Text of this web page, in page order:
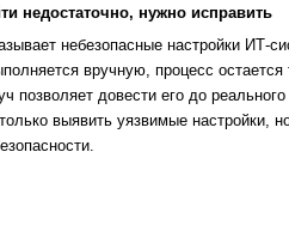
недостаточно, нужно исправить
небезопасные настройки ИТ-
вручную, процесс
довести его до
выявить уязвимые настройки,